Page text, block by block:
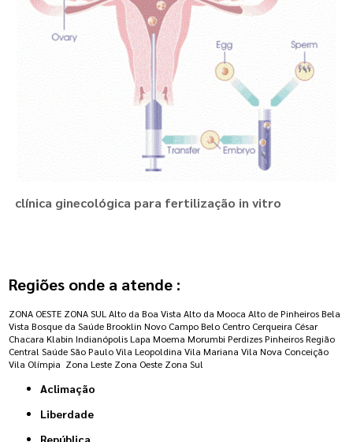
clínica ginecológica para fertilização in vitro
Regiões onde a atende :
ZONA OESTE ZONA SUL Alto da Boa Vista Alto da Mooca Alto de Pinheiros Bela
Vista Bosque da Saúde Brooklin Novo Campo Belo Centro Cerqueira César
Chacara Klabin Indianópolis Lapa Moema Morumbi Perdizes Pinheiros Região
Central Saúde São Paulo Vila Leopoldina Vila Mariana Vila Nova Conceição
Vila Olímpia Zona Leste Zona Oeste Zona Sul
Aclimação
Liberdade
República